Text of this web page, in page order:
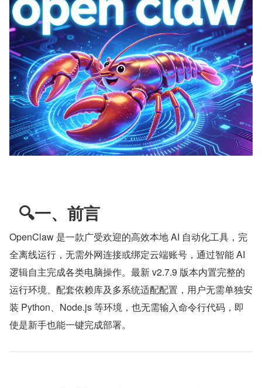
🔍一、前言
OpenClaw 是一款广受欢迎的高效本地 AI 自动化工具，完
全离线运行，无需外网连接或绑定云端账号，通过智能 AI
逻辑自主完成各类电脑操作。最新 v2.7.9 版本内置完整的
运行环境、配套依赖库及多系统适配配置，用户无需单独安
装 Python、Node.js 等环境，也无需输入命令行代码，即
使是新手也能一键完成部署。